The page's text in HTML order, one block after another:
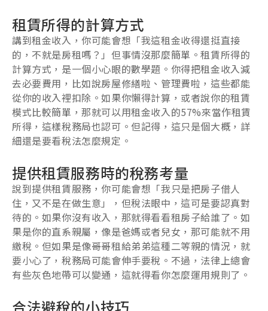
租賃所得的計算方式
講到租金收入，你可能會想「我這租金收得還挺直接
的，不就是房租嗎？」但事情沒那麼簡單。租賃所得的
計算方式，是一個小心眼的數學題。你得把租金收入減
去必要費用，比如說房屋修繕啦、管理費啦，這些都能
從你的收入裡扣除。如果你懶得計算，或者說你的租賃
模式比較簡單，那就可以用租金收入的57%來當作租賃
所得，這樣稅務局也認可。但記得，這只是個大概，詳
細還是要看稅法怎麼規定。
提供租賃服務時的稅務考量
說到提供租賃服務，你可能會想「我只是把房子借人
住，又不是在做生意」，但稅法眼中，這可是要認真對
待的。如果你沒有收入，那就得看看租房子給誰了。如
果是你的直系親屬，像是爸媽或者兒女，那可能就不用
繳稅。但如果是像哥哥租給弟弟這種二等親的情況，就
要小心了，稅務局可能會伸手要稅。不過，法律上總會
有些灰色地帶可以變通，這就得看你怎麼運用規則了。
合法避稅的小技巧